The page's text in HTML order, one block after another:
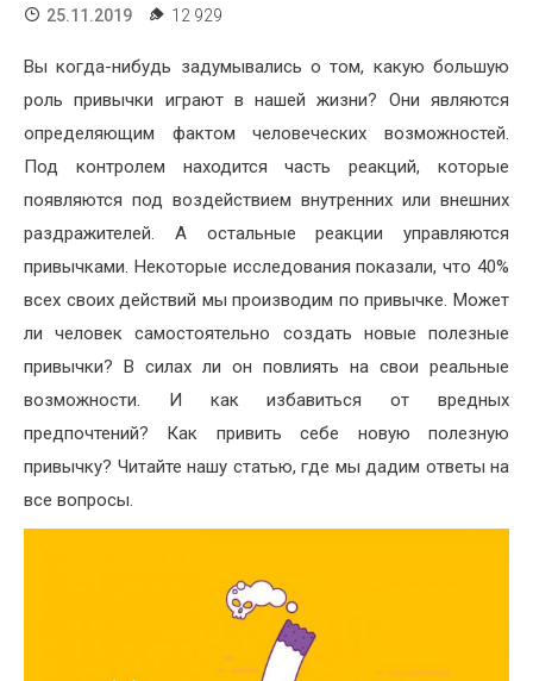
Красота
Недвижимость
25.11.2019 12 929
Вы когда-нибудь задумывались о том, какую большую
роль привычки играют в нашей жизни? Они являются
определяющим фактом человеческих возможностей.
Под контролем находится часть реакций, которые
появляются под воздействием внутренних или внешних
раздражителей. А остальные реакции управляются
привычками. Некоторые исследования показали, что 40%
всех своих действий мы производим по привычке. Может
ли человек самостоятельно создать новые полезные
привычки? В силах ли он повлиять на свои реальные
возможности. И как избавиться от вредных
предпочтений? Как привить себе новую полезную
привычку? Читайте нашу статью, где мы дадим ответы на
все вопросы.